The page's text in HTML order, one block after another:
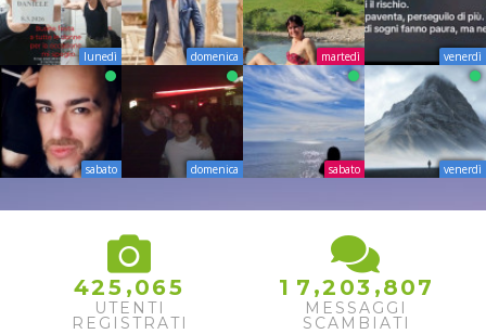
lunedì domenica martedì venerdì
sabato domenica sabato venerdì
425 ,065
UTENTI
REGISTRATI
1 7 ,2 03 ,807
MESSAGGI
SCAMBIATI